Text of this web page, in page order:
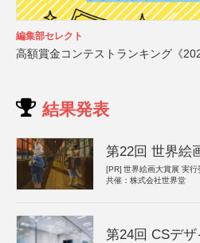
編集部セレクト
高額賞金コンテストランキング《
結果発表
第22回 世界絵
[PR] 世界絵画大賞展 実行
共催：株式会社世界堂
第24回 CSデ